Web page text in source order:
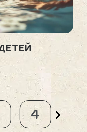
4